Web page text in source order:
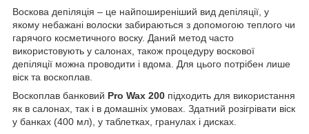
Воскова депіляція – це найпоширеніший вид депіляції, у
якому небажані волоски забираються з допомогою теплого чи
гарячого косметичного воску. Даний метод часто
використовують у салонах, також процедуру воскової
депіляції можна проводити і вдома. Для цього потрібен лише
віск та воскоплав.
Воскоплав банковий Pro Wax 200 підходить для використання
як в салонах, так і в домашніх умовах. Здатний розігрівати віск
у банках (400 мл), у таблетках, гранулах і дисках.